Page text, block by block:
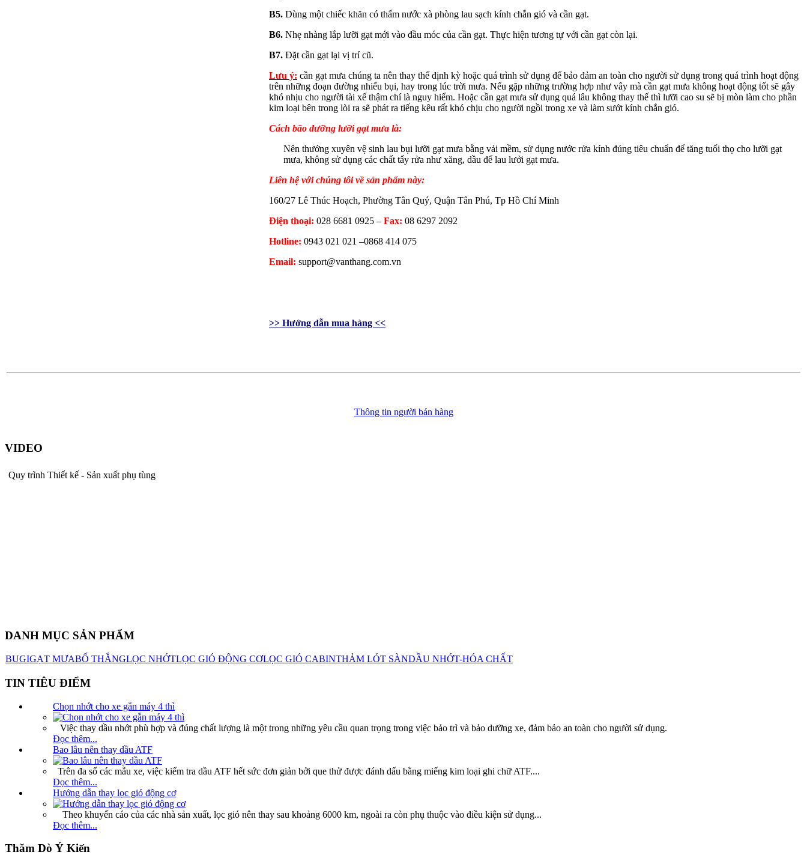
B5. Dùng một chiếc khăn có thấm nước xà phòng lau sạch kính chắn gió và cần gạt.
B6. Nhẹ nhàng lắp lưỡi gạt mới vào đầu móc của cần gạt. Thực hiện tương tự với cần gạt còn lại.
B7. Đặt cần gạt lại vị trí cũ.
Lưu ý: cần gạt mưa chúng ta nên thay thế định kỳ hoặc quá trình sử dụng để bảo đảm an toàn cho người sử dụng trong quá trình hoạt động
trên những đoạn đường nhiếu bụi, hay trong lúc trời mưa. Nếu gặp những trường hợp như vây mà cần gạt mưa không hoạt động tốt sẽ gây
khó nhịu cho người tài xế thậm chí là nguy hiểm. Hoặc cần gạt mưa sử dụng quá lâu không thay thế thì lưỡi cao su sẽ bị mòn làm cho phần
kim loại bên trong lòi ra sẽ phát ra tiếng kêu rất khó chịu cho người ngồi trong xe và làm sướt kính chắn gió.
Cách bão dưỡng lưỡi gạt mưa là:
Nên thướng xuyên vệ sinh lau bụi lưỡi gạt mưa bằng vải mềm, sử dụng nước rửa kính đúng tiêu chuẩn để tăng tuổi thọ cho lưỡi gạt
mưa, không sử dụng các chất tẩy rửa như xăng, dầu để lau lưởi gạt mưa.
Liên hệ với chúng tôi về sản phẩm này:
160/27 Lê Thúc Hoạch, Phường Tân Quý, Quận Tân Phú, Tp Hồ Chí Minh
Điện thoại: 028 6681 0925 – Fax: 08 6297 2092
Hotline: 0943 021 021 –0868 414 075
Email: support@vanthang.com.vn
>> Hướng dẫn mua hàng <<
Thông tin người bán hàng
VIDEO
Quy trình Thiết kế - Sản xuất phụ tùng
DANH MỤC SẢN PHẨM
BUGIGẠT MƯABỐ THẮNGLỌC NHỚTLỌC GIÓ ĐỘNG CƠLỌC GIÓ CABINTHẢM LÓT SÀNDẦU NHỚT-HÓA CHẤT
TIN TIÊU ĐIỂM
Chọn nhớt cho xe gắn máy 4 thì
Việc thay dầu nhớt phù hợp và đúng chất lượng là một trong những yêu cầu quan trọng trong việc bảo trì và bảo dưỡng xe, đảm bảo an toàn cho người sử dụng.
Đọc thêm...
Bao lâu nên thay dầu ATF
Trên đa số các mẫu xe, việc kiểm tra dầu ATF hết sức đơn giản bởi que thử được đánh dấu bằng miếng kim loại ghi chữ ATF....
Đọc thêm...
Hướng dẫn thay lọc gió động cơ
Theo khuyến cáo của các nhà sản xuất, lọc gió nên thay sau khoảng 6000 km, ngoài ra còn phụ thuộc vào điều kiện sử dụng...
Đọc thêm...
Thăm Dò Ý Kiến